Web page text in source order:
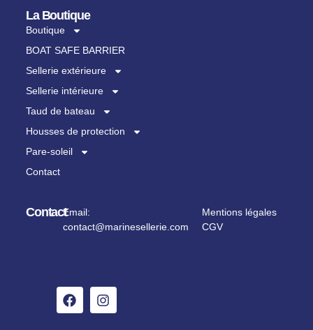
La Boutique
Boutique
BOAT SAFE BARRIER
Sellerie extérieure
Sellerie intérieure
Taud de bateau
Housses de protection
Pare-soleil
Contact
ContactEmail:
contact@marinesellerie.com
Mentions légales
CGV